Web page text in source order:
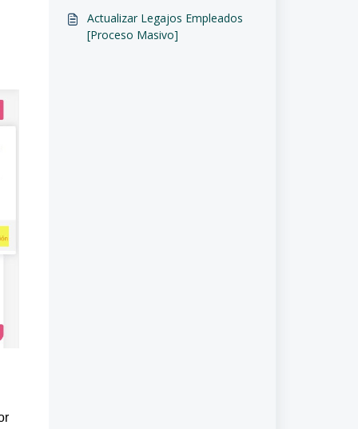
Actualizar Legajos Empleados
[Proceso Masivo]